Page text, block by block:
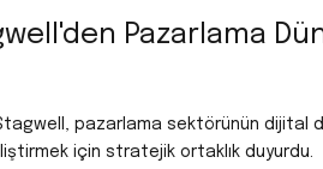
Pazarlama
pazarlama sektörünün dijital
için stratejik ortaklık duyurdu.